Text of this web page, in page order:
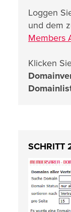
Loggen
und dem
Members
Klicken
SCHRITT